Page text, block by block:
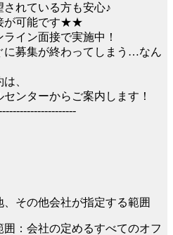
れている方も安心♪
が可能です★★
イン面接で実施中！
に募集が終わってしまう…なん
、
ンターからご案内します！
その他会社が指定する範囲
囲：会社の定めるすべてのオフ